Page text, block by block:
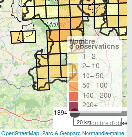
1894
Nombre
Nombre
d'observations
1– 2
2– 10
10– 50
50– 100
100– 200
200+
20 km
OpenStreetMap, Parc & Géoparc Normandie-maine